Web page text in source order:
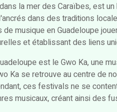
la mer des Caraïbes, est
dans des traditions
musique en Guadeloupe
et établissant des liens
est le Gwo Ka, une
Ka se retrouve au centre de
ces festivals ne se
musicaux, créant ainsi des